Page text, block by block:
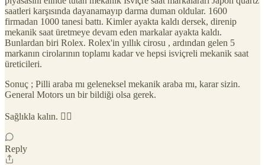
saatleri karşısında dayanamayıp darma duman oldular. 1600
firmadan 1000 tanesi battı. Kimler ayakta kaldı dersek, direnip
mekanik saat üretmeye devam eden markalar ayakta kaldı.
Bunlardan biri Rolex. Rolex'in yıllık cirosu , ardından gelen 5
markanın cirolarının toplamı kadar ve hepsi isviçreli mekanik saat
üreticileri.
Sonuç ; Pilli araba mı geleneksel mekanik araba mı, karar sizin.
General Motors un bir bildiği olsa gerek.
Sağlıkla kalın. 🙋‍♂️
Reply